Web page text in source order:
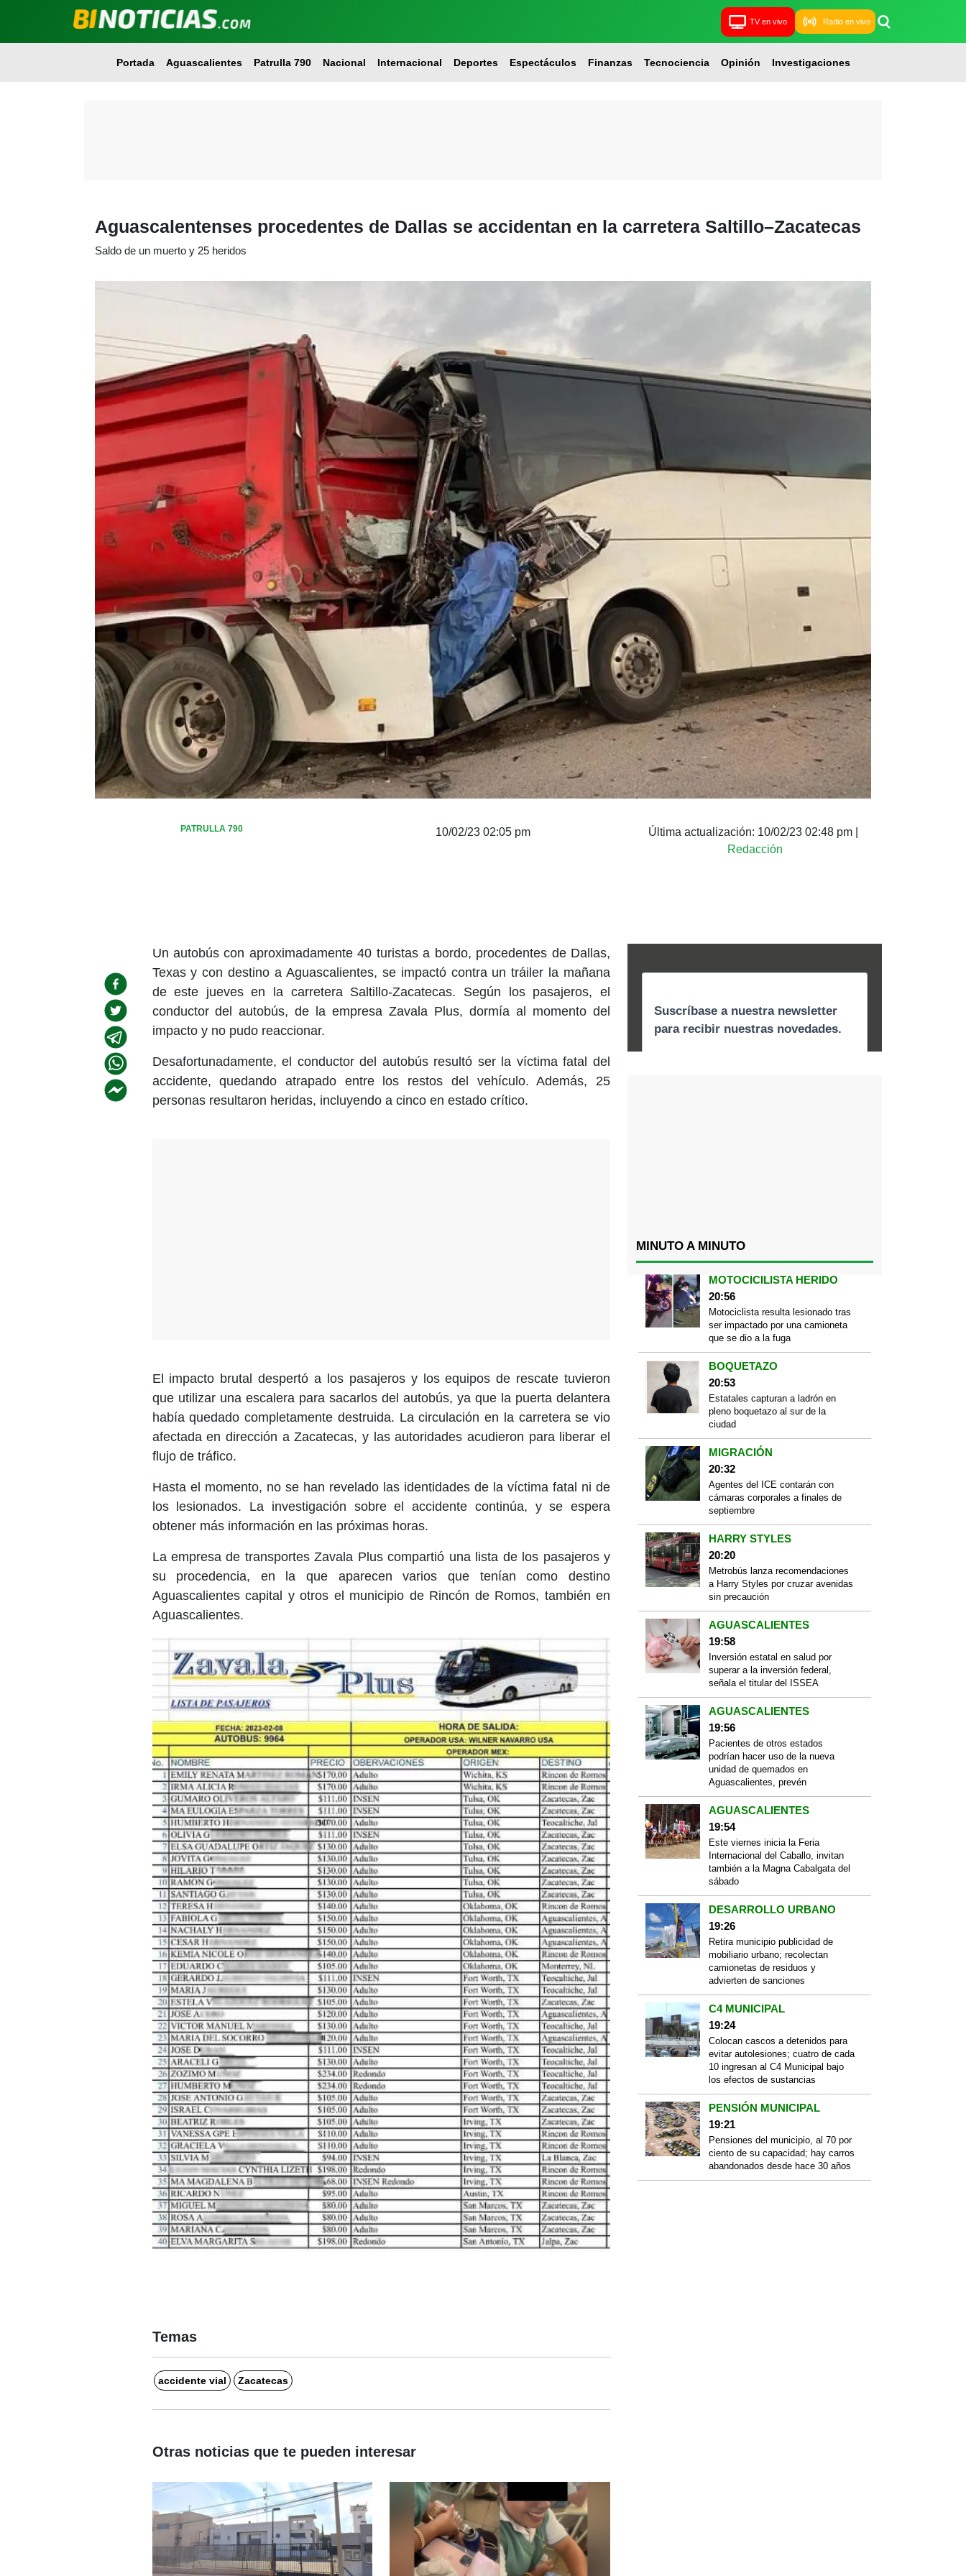
TV en vivo Radio en vivo
Portada Aguascalientes Patrulla 790 Nacional Internacional Deportes Espectáculos Finanzas Tecnociencia Opinión Investigaciones
Aguascalentenses procedentes de Dallas se accidentan en la carretera Saltillo–Zacatecas
Saldo de un muerto y 25 heridos
PATRULLA 790 10/02/23 02:05 pm Última actualización: 10/02/23 02:48 pm
Redacción
Un autobús con aproximadamente 40 turistas a bordo, procedentes de Dallas,
Texas y con destino a Aguascalientes, se impactó contra un tráiler la mañana
de este jueves en la carretera Saltillo-Zacatecas. Según los pasajeros, el
conductor del autobús, de la empresa Zavala Plus, dormía al momento del
impacto y no pudo reaccionar.
Desafortunadamente, el conductor del autobús resultó ser la víctima fatal del
accidente, quedando atrapado entre los restos del vehículo. Además, 25
personas resultaron heridas, incluyendo a cinco en estado crítico.
El impacto brutal despertó a los pasajeros y los equipos de rescate tuvieron
que utilizar una escalera para sacarlos del autobús, ya que la puerta delantera
había quedado completamente destruida. La circulación en la carretera se vio
afectada en dirección a Zacatecas, y las autoridades acudieron para liberar el
flujo de tráfico.
Hasta el momento, no se han revelado las identidades de la víctima fatal ni de
los lesionados. La investigación sobre el accidente continúa, y se espera
obtener más información en las próximas horas.
La empresa de transportes Zavala Plus compartió una lista de los pasajeros y
su procedencia, en la que aparecen varios que tenían como destino
Aguascalientes capital y otros el municipio de Rincón de Romos, también en
Aguascalientes.
Temas
accidente vial Zacatecas
MINUTO A MINUTO
MOTOCICILISTA HERIDO
20:56
Motociclista resulta lesionado tras
ser impactado por una camioneta
que se dio a la fuga
BOQUETAZO
20:53
Estatales capturan a ladrón en
pleno boquetazo al sur de la
ciudad
MIGRACIÓN
20:32
Agentes del ICE contarán con
cámaras corporales a finales de
septiembre
HARRY STYLES
20:20
Metrobús lanza recomendaciones
a Harry Styles por cruzar avenidas
sin precaución
AGUASCALIENTES
19:58
Inversión estatal en salud por
superar a la inversión federal,
señala el titular del ISSEA
AGUASCALIENTES
19:56
Pacientes de otros estados
podrían hacer uso de la nueva
unidad de quemados en
Aguascalientes, prevén
AGUASCALIENTES
19:54
Este viernes inicia la Feria
Internacional del Caballo, invitan
también a la Magna Cabalgata del
sábado
DESARROLLO URBANO
19:26
Retira municipio publicidad de
mobiliario urbano; recolectan
camionetas de residuos y
advierten de sanciones
C4 MUNICIPAL
19:24
Colocan cascos a detenidos para
evitar autolesiones; cuatro de cada
10 ingresan al C4 Municipal bajo
los efectos de sustancias
PENSIÓN MUNICIPAL
19:21
Pensiones del municipio, al 70 por
ciento de su capacidad; hay carros
abandonados desde hace 30 años
Otras noticias que te pueden interesar